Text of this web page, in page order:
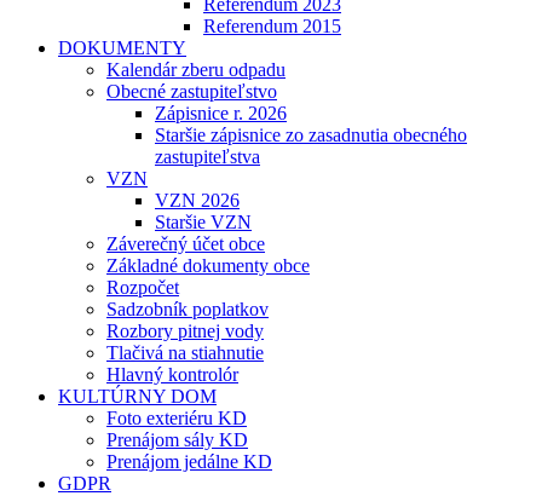
Referendum 2023
Referendum 2015
DOKUMENTY
Kalendár zberu odpadu
Obecné zastupiteľstvo
Zápisnice r. 2026
Staršie zápisnice zo zasadnutia obecného
zastupiteľstva
VZN
VZN 2026
Staršie VZN
Záverečný účet obce
Základné dokumenty obce
Rozpočet
Sadzobník poplatkov
Rozbory pitnej vody
Tlačivá na stiahnutie
Hlavný kontrolór
KULTÚRNY DOM
Foto exteriéru KD
Prenájom sály KD
Prenájom jedálne KD
GDPR